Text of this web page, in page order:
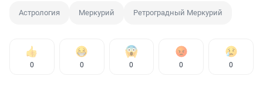
Астрология Меркурий Ретроградный Меркурий
0 0 0 0 0